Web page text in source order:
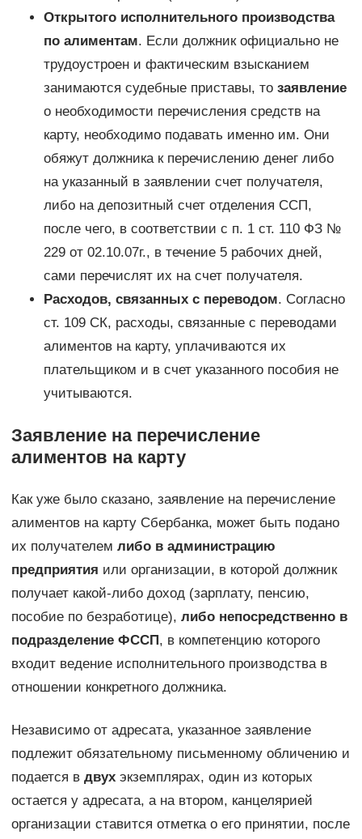
Открытого исполнительного производства
по алиментам. Если должник официально не
трудоустроен и фактическим взысканием
занимаются судебные приставы, то заявление
о необходимости перечисления средств на
карту, необходимо подавать именно им. Они
обяжут должника к перечислению денег либо
на указанный в заявлении счет получателя,
либо на депозитный счет отделения ССП,
после чего, в соответствии с п. 1 ст. 110 ФЗ №
229 от 02.10.07г., в течение 5 рабочих дней,
сами перечислят их на счет получателя.
Расходов, связанных с переводом. Согласно
ст. 109 СК, расходы, связанные с переводами
алиментов на карту, уплачиваются их
плательщиком и в счет указанного пособия не
учитываются.
Заявление на перечисление
алиментов на карту
Как уже было сказано, заявление на перечисление
алиментов на карту Сбербанка, может быть подано
их получателем либо в администрацию
предприятия или организации, в которой должник
получает какой-либо доход (зарплату, пенсию,
пособие по безработице), либо непосредственно в
подразделение ФССП , в компетенцию которого
входит ведение исполнительного производства в
отношении конкретного должника.
Независимо от адресата, указанное заявление
подлежит обязательному письменному обличению и
подается в двухэкземплярах, один из которых
остается у адресата, а на втором, канцелярией
организации ставится отметка о его принятии, после